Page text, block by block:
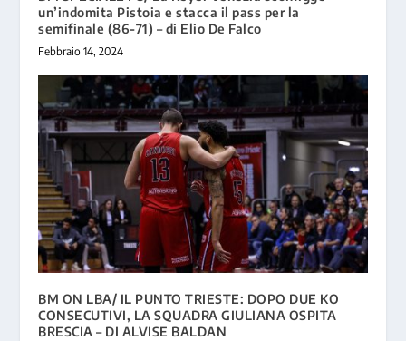
un’indomita Pistoia e stacca il pass per la
semifinale (86-71) – di Elio De Falco
Febbraio 14, 2024
BM ON LBA/ IL PUNTO TRIESTE: DOPO DUE KO
CONSECUTIVI, LA SQUADRA GIULIANA OSPITA
BRESCIA – DI ALVISE BALDAN